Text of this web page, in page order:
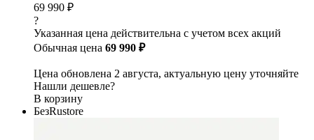
69 990 ₽
?
Указанная цена действительна с учетом всех акций
Обычная цена 69 990 ₽
Цена обновлена 2 августа, актуальную цену уточняйте
Нашли дешевле?
В корзину
БезRustore